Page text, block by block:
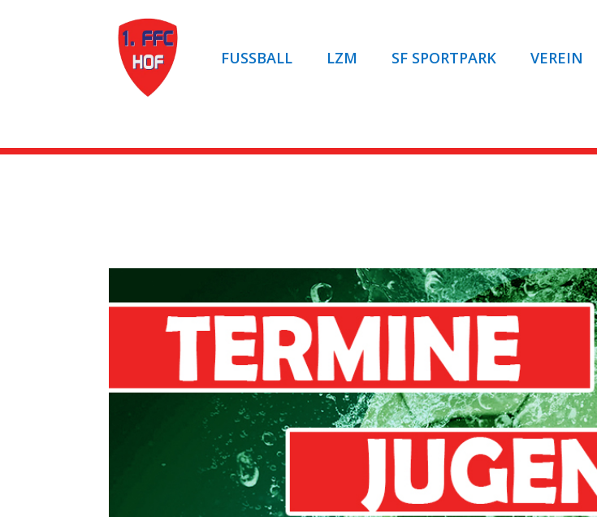
FUSSBALL LZM SF SPORTPARK VEREIN